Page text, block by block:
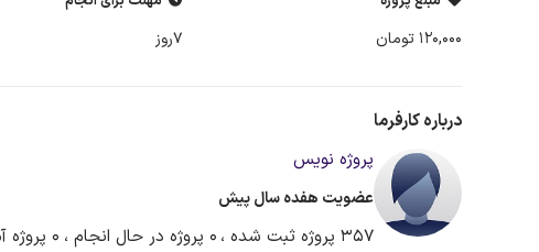
120,000 تومان 7روز
درباره کارفرما
پروژه نويس
عضویت هفده سال پیش
357 پروژه ثبت شده ، 0 پروژه در حال انجام ، 0 پروژه آماده دریافت پیشنهاد ،